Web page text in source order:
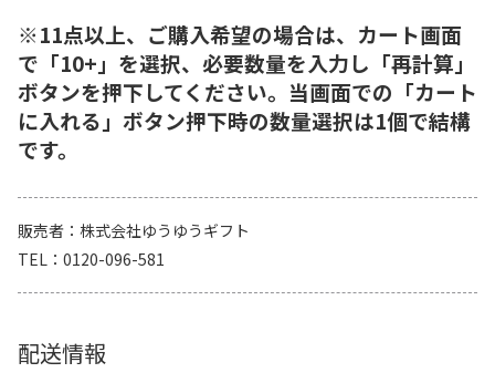
※11点以上、ご購入希望の場合は、カート画面
で「10+」を選択、必要数量を入力し「再計算」
ボタンを押下してください。当画面での「カート
に入れる」ボタン押下時の数量選択は1個で結構
です。
販売者
株式会社ゆうゆうギフト
TEL
0120-096-581
配送情報